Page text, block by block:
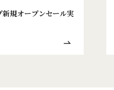
規オープンセール実